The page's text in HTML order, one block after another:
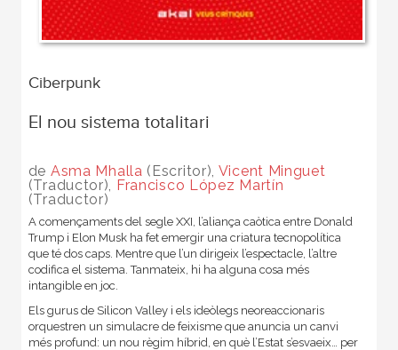
Ciberpunk
El nou sistema totalitari
de Asma Mhalla (Escritor), Vicent Minguet
(Traductor), Francisco López Martín
(Traductor)
A començaments del segle XXI, l’aliança caòtica entre Donald
Trump i Elon Musk ha fet emergir una criatura tecnopolítica
que té dos caps. Mentre que l’un dirigeix l’espectacle, l’altre
codifica el sistema. Tanmateix, hi ha alguna cosa més
intangible en joc.
Els gurus de Silicon Valley i els ideòlegs neoreaccionaris
orquestren un simulacre de feixisme que anuncia un canvi
més profund: un nou règim híbrid, en què l’Estat s’esvaeix… per